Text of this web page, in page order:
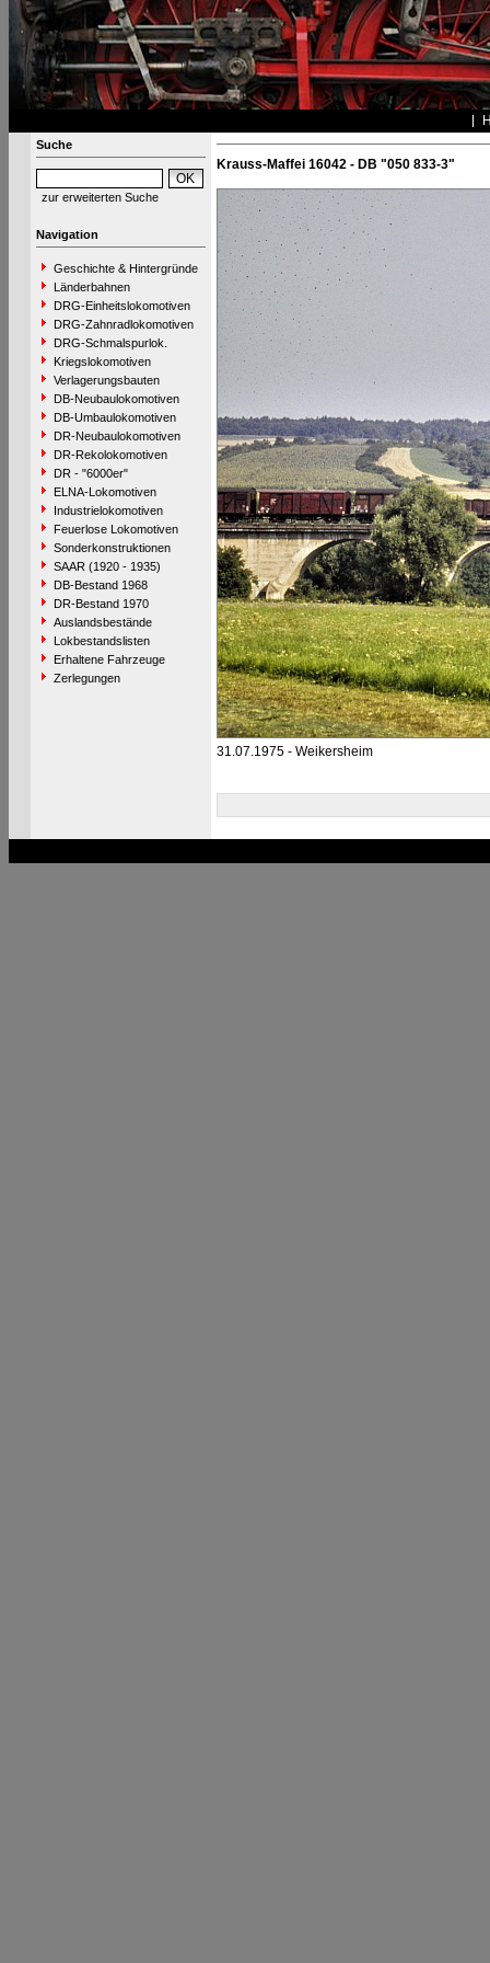
Suche
zur erweiterten Suche
Navigation
Geschichte & Hintergründe
Länderbahnen
DRG-Einheitslokomotiven
DRG-Zahnradlokomotiven
DRG-Schmalspurlok.
Kriegslokomotiven
Verlagerungsbauten
DB-Neubaulokomotiven
DB-Umbaulokomotiven
DR-Neubaulokomotiven
DR-Rekolokomotiven
DR - "6000er"
ELNA-Lokomotiven
Industrielokomotiven
Feuerlose Lokomotiven
Sonderkonstruktionen
SAAR (1920 - 1935)
DB-Bestand 1968
DR-Bestand 1970
Auslandsbestände
Lokbestandslisten
Erhaltene Fahrzeuge
Zerlegungen
Krauss-Maffei 16042 - DB "050 833-3"
31.07.1975 - Weikersheim